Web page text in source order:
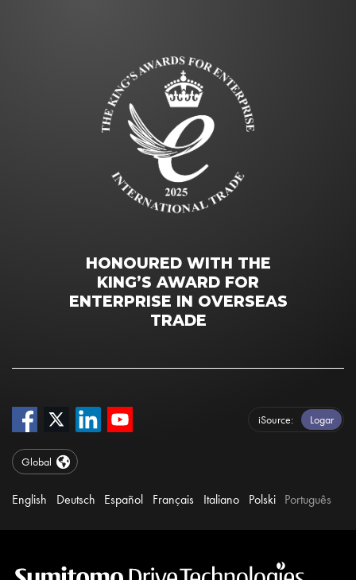
HONOURED WITH THE
KING’S AWARD FOR
ENTERPRISE IN OVERSEAS
TRADE
iSource Logar
Global
English Deutsch Español Français Italiano Polski Português